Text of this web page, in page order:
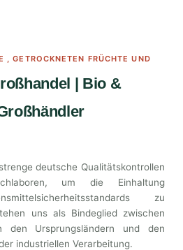
,GETROCKNETEN FRÜCHTE UND
| Bio &
deutsche Qualitätskontrollen
um die Einhaltung
zu
uns als Bindeglied zwischen
den Ursprungsländern und den
industriellen Verarbeitung.